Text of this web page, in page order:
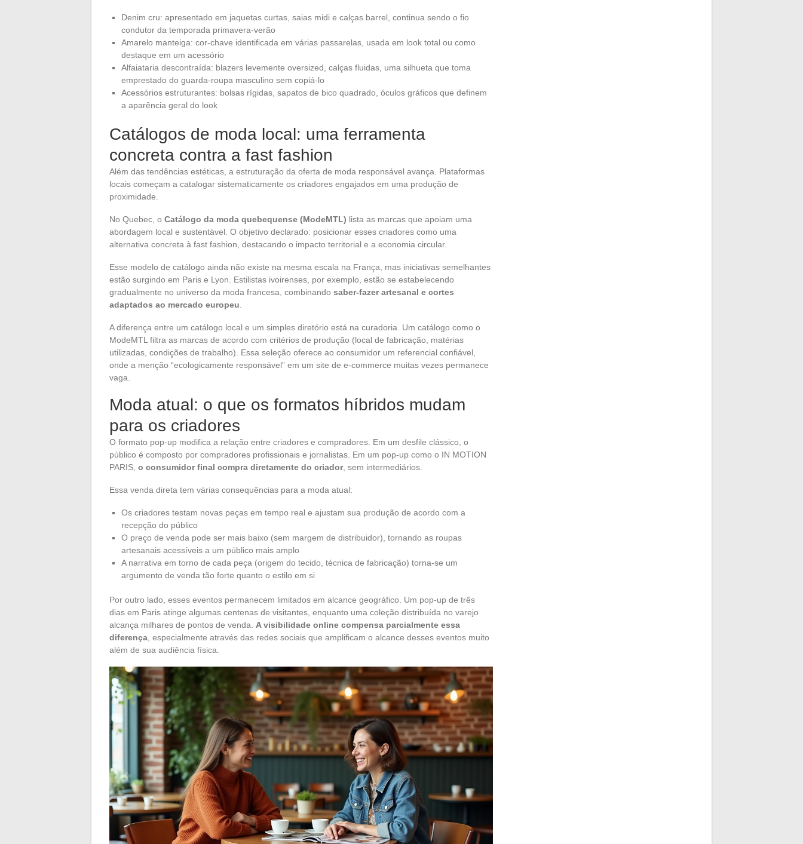
Denim cru: apresentado em jaquetas curtas, saias midi e calças barrel, continua sendo o fio
condutor da temporada primavera-verão
Amarelo manteiga: cor-chave identificada em várias passarelas, usada em look total ou como
destaque em um acessório
Alfaiataria descontraída: blazers levemente oversized, calças fluidas, uma silhueta que toma
emprestado do guarda-roupa masculino sem copiá-lo
Acessórios estruturantes: bolsas rígidas, sapatos de bico quadrado, óculos gráficos que definem
a aparência geral do look
Catálogos de moda local: uma ferramenta
concreta contra a fast fashion
Além das tendências estéticas, a estruturação da oferta de moda responsável avança. Plataformas
locais começam a catalogar sistematicamente os criadores engajados em uma produção de
proximidade.
No Quebec, o Catálogo da moda quebequense (ModeMTL) lista as marcas que apoiam uma
abordagem local e sustentável. O objetivo declarado: posicionar esses criadores como uma
alternativa concreta à fast fashion, destacando o impacto territorial e a economia circular.
Esse modelo de catálogo ainda não existe na mesma escala na França, mas iniciativas semelhantes
estão surgindo em Paris e Lyon. Estilistas ivoirenses, por exemplo, estão se estabelecendo
gradualmente no universo da moda francesa, combinando saber-fazer artesanal e cortes
adaptados ao mercado europeu
A diferença entre um catálogo local e um simples diretório está na curadoria. Um catálogo como o
ModeMTL filtra as marcas de acordo com critérios de produção (local de fabricação, matérias
utilizadas, condições de trabalho). Essa seleção oferece ao consumidor um referencial confiável,
onde a menção “ecologicamente responsável” em um site de e-commerce muitas vezes permanece
vaga.
Moda atual: o que os formatos híbridos mudam
para os criadores
O formato pop-up modifica a relação entre criadores e compradores. Em um desfile clássico, o
público é composto por compradores profissionais e jornalistas. Em um pop-up como o IN MOTION
PARIS, o consumidor final compra diretamente do criador, sem intermediários.
Essa venda direta tem várias consequências para a moda atual:
Os criadores testam novas peças em tempo real e ajustam sua produção de acordo com a
recepção do público
O preço de venda pode ser mais baixo (sem margem de distribuidor), tornando as roupas
artesanais acessíveis a um público mais amplo
A narrativa em torno de cada peça (origem do tecido, técnica de fabricação) torna-se um
argumento de venda tão forte quanto o estilo em si
Por outro lado, esses eventos permanecem limitados em alcance geográfico. Um pop-up de três
dias em Paris atinge algumas centenas de visitantes, enquanto uma coleção distribuída no varejo
alcança milhares de pontos de venda. A visibilidade online compensa parcialmente essa
diferença , especialmente através das redes sociais que amplificam o alcance desses eventos muito
além de sua audiência física.